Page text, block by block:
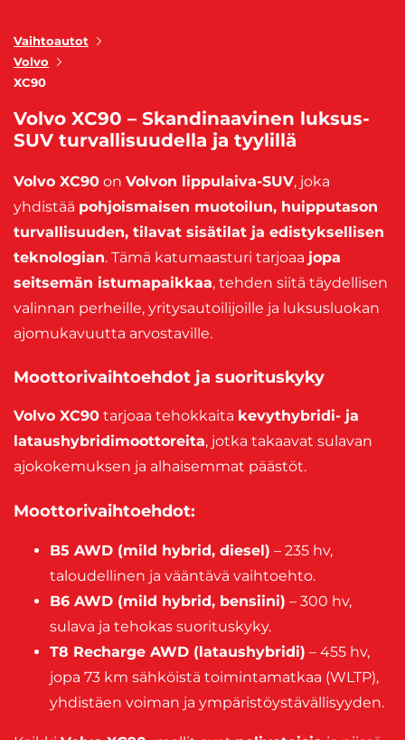
Vaihtoautot
Volvo
XC90
Volvo XC90 – Skandinaavinen luksus-
SUV turvallisuudella ja tyylillä
Volvo XC90 on Volvon lippulaiva-SUV, joka
yhdistää pohjoismaisen muotoilun, huipputason
turvallisuuden, tilavat sisätilat ja edistyksellisen
teknologian. Tämä katumaasturi tarjoaa jopa
seitsemän istumapaikkaa, tehden siitä täydellisen
valinnan perheille, yritysautoilijoille ja luksusluokan
ajomukavuutta arvostaville.
Moottorivaihtoehdot ja suorituskyky
Volvo XC90 tarjoaa tehokkaita kevythybridi- ja
lataushybridimoottoreita, jotka takaavat sulavan
ajokokemuksen ja alhaisemmat päästöt.
Moottorivaihtoehdot:
B5 AWD (mild hybrid, diesel) – 235 hv,
taloudellinen ja vääntävä vaihtoehto.
B6 AWD (mild hybrid, bensiini) – 300 hv,
sulava ja tehokas suorituskyky.
T8 Recharge AWD (lataushybridi) – 455 hv,
jopa 73 km sähköistä toimintamatkaa (WLTP),
yhdistäen voiman ja ympäristöystävällisyyden.